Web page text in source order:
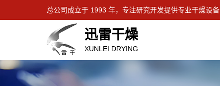
总公司成立于 1993 年，专注研究开发提供专业干燥设备
迅雷干燥
XUNLEI DRYING